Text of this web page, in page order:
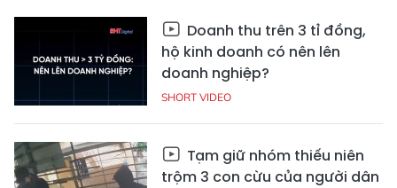
Doanh thu trên 3 tỉ đồng,
hộ kinh doanh có nên lên
doanh nghiệp?
SHORT VIDEO
Tạm giữ nhóm thiếu niên
trộm 3 con cừu của người dân